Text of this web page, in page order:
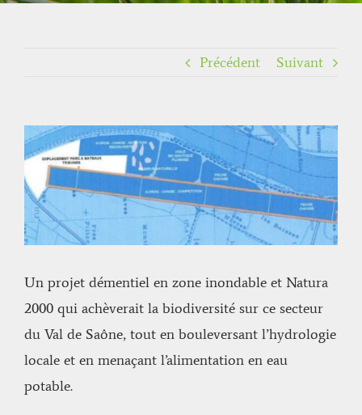
Précédent Suivant
Voir
l'image
agrandie
Un projet démentiel en zone inondable et Natura
2000 qui achèverait la biodiversité sur ce secteur
du Val de Saône, tout en bouleversant l’hydrologie
locale et en menaçant l’alimentation en eau
potable.